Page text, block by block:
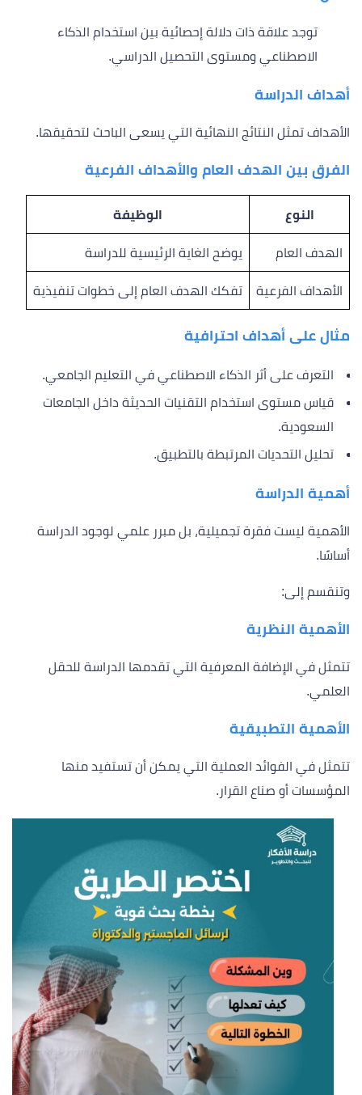
توجد علاقة ذات دلالة إحصائية بين استخدام الذكاء
الاصطناعي ومستوى التحصيل الدراسي.
أهداف الدراسة
الأهداف تمثل النتائج النهائية التي يسعى الباحث لتحقيقها.
الفرق بين الهدف العام والأهداف الفرعية
النوع الوظيفة
الهدف العام يوضح الغاية الرئيسية للدراسة
الأهداف الفرعية تفكك الهدف العام إلى خطوات تنفيذية
مثال على أهداف احترافية
التعرف على أثر الذكاء الاصطناعي في التعليم الجامعي.
قياس مستوى استخدام التقنيات الحديثة داخل الجامعات
السعودية.
تحليل التحديات المرتبطة بالتطبيق.
أهمية الدراسة
الأهمية ليست فقرة تجميلية، بل مبرر علمي لوجود الدراسة
أساسًا.
وتنقسم إلى:
الأهمية النظرية
تتمثل في الإضافة المعرفية التي تقدمها الدراسة للحقل
العلمي.
الأهمية التطبيقية
تتمثل في الفوائد العملية التي يمكن أن تستفيد منها
المؤسسات أو صناع القرار.